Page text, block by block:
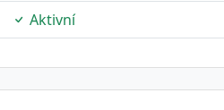
Aktivní